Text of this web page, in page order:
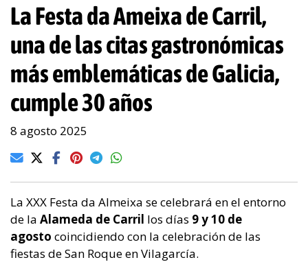
La Festa da Ameixa de Carril,
una de las citas gastronómicas
más emblemáticas de Galicia,
cumple 30 años
8 agosto 2025
La XXX Festa da Almeixa se celebrará en el entorno
de la Alameda de Carril los días 9 y 10 de
agosto coincidiendo con la celebración de las
fiestas de San Roque en Vilagarcía.